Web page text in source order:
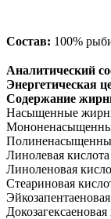
Состав: 100%
Аналитический
Энергетическая
Содержание
Насыщенные
Линолевая
Линоленовая
Стеариновая